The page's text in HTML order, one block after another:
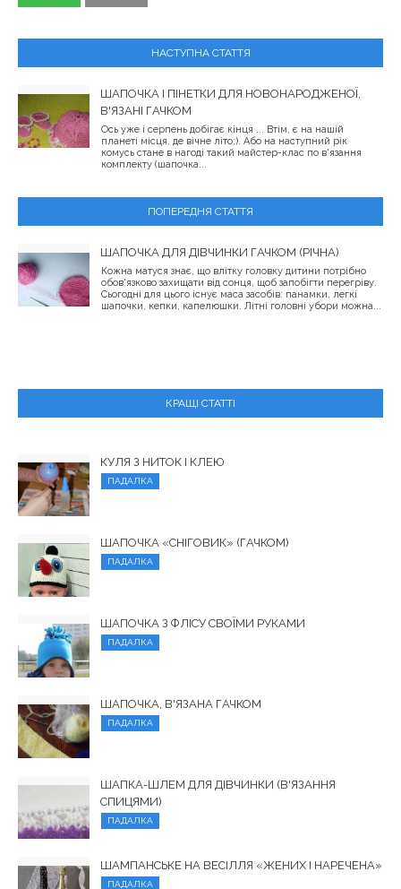
НАСТУПНА СТАТТЯ
ШАПОЧКА І ПІНЕТКИ ДЛЯ НОВОНАРОДЖЕНОЇ,
В'ЯЗАНІ ГАЧКОМ
Ось уже і серпень добігає кінця ... Втім, є на нашій
планеті місця, де вічне літо;). Або на наступний рік
комусь стане в нагоді такий майстер-клас по в'язання
комплекту (шапочка...
ПОПЕРЕДНЯ СТАТТЯ
ШАПОЧКА ДЛЯ ДІВЧИНКИ ГАЧКОМ (РІЧНА)
Кожна матуся знає, що влітку головку дитини потрібно
обов'язково захищати від сонця, щоб запобігти перегріву.
Сьогодні для цього існує маса засобів: панамки, легкі
шапочки, кепки, капелюшки. Літні головні убори можна...
КРАЩІ СТАТТІ
КУЛЯ З НИТОК І КЛЕЮ
ПАДАЛКА
ШАПОЧКА «СНІГОВИК» (ГАЧКОМ)
ПАДАЛКА
ШАПОЧКА З ФЛІСУ СВОЇМИ РУКАМИ
ПАДАЛКА
ШАПОЧКА, В'ЯЗАНА ГАЧКОМ
ПАДАЛКА
ШАПКА-ШЛЕМ ДЛЯ ДІВЧИНКИ (В'ЯЗАННЯ
СПИЦЯМИ)
ПАДАЛКА
ШАМПАНСЬКЕ НА ВЕСІЛЛЯ «ЖЕНИХ І НАРЕЧЕНА»
ПАДАЛКА